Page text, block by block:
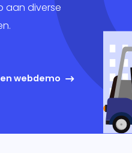
aan diverse
webdemo